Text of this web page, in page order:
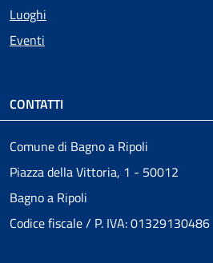
Luoghi
Eventi
CONTATTI
Comune di Bagno a Ripoli
Piazza della Vittoria, 1 - 50012
Bagno a Ripoli
Codice fiscale / P. IVA: 01329130486